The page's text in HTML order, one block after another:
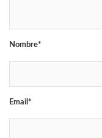
Nombre*
Email*